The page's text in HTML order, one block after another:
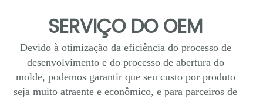
SERVIÇO DO OEM
Devido à otimização da eficiência do processo de
desenvolvimento e do processo de abertura do
molde, podemos garantir que seu custo por produto
seja muito atraente e econômico, e para parceiros de